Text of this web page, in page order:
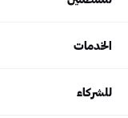
الخدمات
للشركاء